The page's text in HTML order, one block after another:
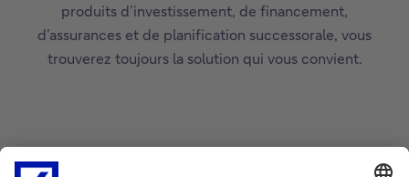
produits d’investissement, de financement,
d’assurances et de planification successorale, vous
trouverez toujours la solution qui vous convient.